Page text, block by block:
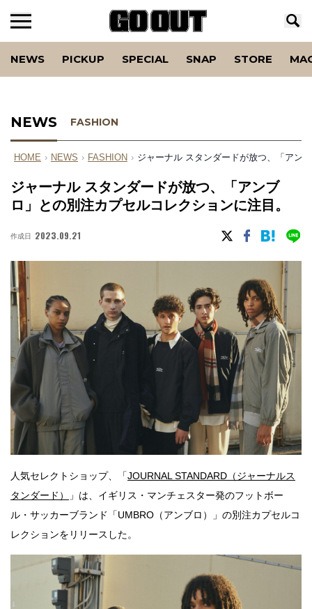
NEWS PICKUP SPECIAL SNAP STORE
NEWS FASHION
HOME › NEWS › FASHION › ジャーナル スタンダードが放つ、「アン
ジャーナル スタンダードが放つ、「アンブ
ロ」との別注カプセルコレクションに注目。
作成日 2023.09.21
人気セレクトショップ、「JOURNAL STANDARD（ジャーナルス
タンダード）
」は、イギリス・マンチェスター発のフットボー
ル・サッカーブランド「UMBRO（アンブロ）」の別注カプセルコ
レクションをリリースした。